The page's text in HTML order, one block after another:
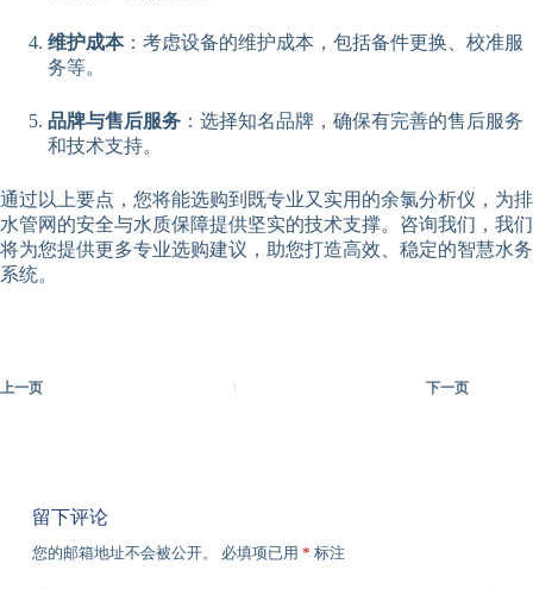
维护成本：考虑设备的维护成本，包括备件更换、校准服
务等。
品牌与售后服务 ：选择知名品牌，确保有完善的售后服务
和技术支持。
通过以上要点，您将能选购到既专业又实用的余氯分析仪，为排
水管网的安全与水质保障提供坚实的技术支撑。咨询我们，我们
将为您提供更多专业选购建议，助您打造高效、稳定的智慧水务
系统。
上一页 下一页
留下评论
您的邮箱地址不会被公开。 必填项已用 * 标注